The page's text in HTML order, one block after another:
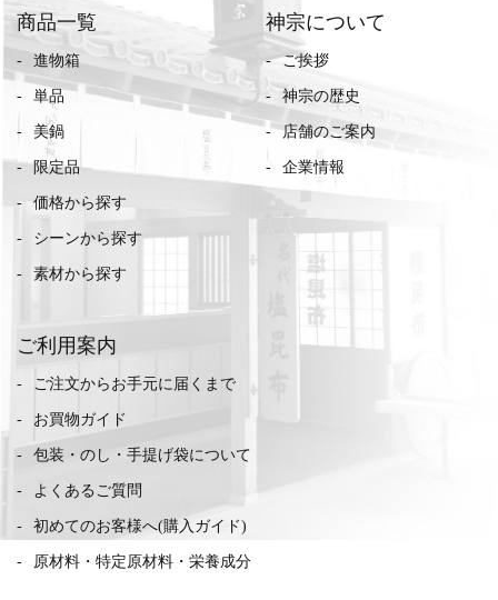
商品一覧
進物箱
単品
美鍋
限定品
価格から探す
シーンから探す
素材から探す
神宗について
ご挨拶
神宗の歴史
店舗のご案内
企業情報
ご利用案内
ご注文からお手元に届くまで
お買物ガイド
包装・のし・手提げ袋について
よくあるご質問
初めてのお客様へ(購入ガイド)
原材料・特定原材料・栄養成分